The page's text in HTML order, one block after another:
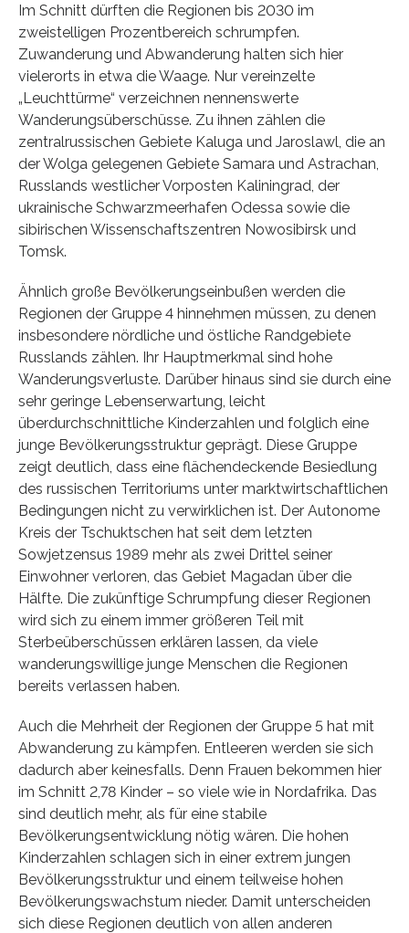
Im Schnitt dürften die Regionen bis 2030 im
zweistelligen Prozentbereich schrumpfen.
Zuwanderung und Abwanderung halten sich hier
vielerorts in etwa die Waage. Nur vereinzelte
„Leuchttürme“ verzeichnen nennenswerte
Wanderungsüberschüsse. Zu ihnen zählen die
zentralrussischen Gebiete Kaluga und Jaroslawl, die an
der Wolga gelegenen Gebiete Samara und Astrachan,
Russlands westlicher Vorposten Kaliningrad, der
ukrainische Schwarzmeerhafen Odessa sowie die
sibirischen Wissenschaftszentren Nowosibirsk und
Tomsk.
Ähnlich große Bevölkerungseinbußen werden die
Regionen der Gruppe 4 hinnehmen müssen, zu denen
insbesondere nördliche und östliche Randgebiete
Russlands zählen. Ihr Hauptmerkmal sind hohe
Wanderungsverluste. Darüber hinaus sind sie durch eine
sehr geringe Lebenserwartung, leicht
überdurchschnittliche Kinderzahlen und folglich eine
junge Bevölkerungsstruktur geprägt. Diese Gruppe
zeigt deutlich, dass eine flächendeckende Besiedlung
des russischen Territoriums unter marktwirtschaftlichen
Bedingungen nicht zu verwirklichen ist. Der Autonome
Kreis der Tschuktschen hat seit dem letzten
Sowjetzensus 1989 mehr als zwei Drittel seiner
Einwohner verloren, das Gebiet Magadan über die
Hälfte. Die zukünftige Schrumpfung dieser Regionen
wird sich zu einem immer größeren Teil mit
Sterbeüberschüssen erklären lassen, da viele
wanderungswillige junge Menschen die Regionen
bereits verlassen haben.
Auch die Mehrheit der Regionen der Gruppe 5 hat mit
Abwanderung zu kämpfen. Entleeren werden sie sich
dadurch aber keinesfalls. Denn Frauen bekommen hier
im Schnitt 2,78 Kinder – so viele wie in Nordafrika. Das
sind deutlich mehr, als für eine stabile
Bevölkerungsentwicklung nötig wären. Die hohen
Kinderzahlen schlagen sich in einer extrem jungen
Bevölkerungsstruktur und einem teilweise hohen
Bevölkerungswachstum nieder. Damit unterscheiden
sich diese Regionen deutlich von allen anderen